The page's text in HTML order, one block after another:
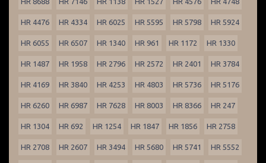
HR 4476 HR 4334 HR 6025 HR 5595 HR 5798 HR 5924
HR 6055 HR 6507 HR 1340 HR 961 HR 1172 HR 1330
HR 1487 HR 1958 HR 2796 HR 2572 HR 2401 HR 3784
HR 4169 HR 3840 HR 4253 HR 4803 HR 5736 HR 5176
HR 6260 HR 6987 HR 7628 HR 8003 HR 8366 HR 247
HR 1304 HR 692 HR 1254 HR 1847 HR 1856 HR 2758
HR 2708 HR 2607 HR 3494 HR 5680 HR 5741 HR 5552